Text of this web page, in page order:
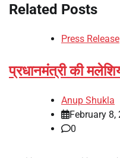
Related Posts
Press Release
प्रधानमंत्री की
Anup Shukla
February 8,
0